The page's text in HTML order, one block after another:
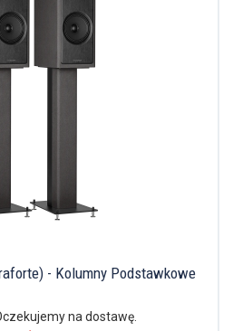
- Kolumny Podstawkowe
na dostawę.